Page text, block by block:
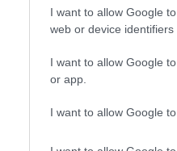
I want to allow Google
web or device identifiers
I want to allow Google
or app.
I want to allow Google